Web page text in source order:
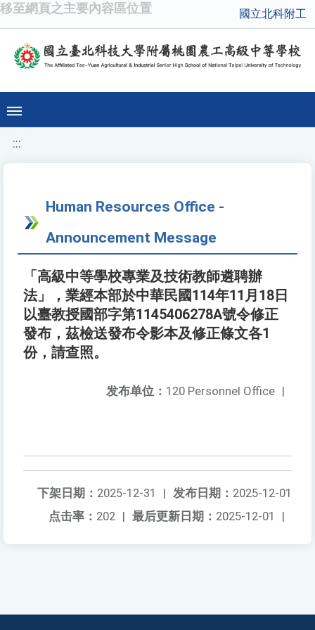
移至網頁之主要內容區位置 國立北科附工
:::
Human Resources Office -
Announcement Message
「高級中等學校專業及技術教師遴聘辦
法」，業經本部於中華民國114年11月18日
以臺教授國部字第1145406278A號令修正
發布，茲檢送發布令影本及修正條文各1
份，請查照。
发布单位： 120 Personnel Office |
发布日期： 2025-12-01
下架日期： 2025-12-31
|
最后更新日期： 2025-12-01 |
点击率： 202 |